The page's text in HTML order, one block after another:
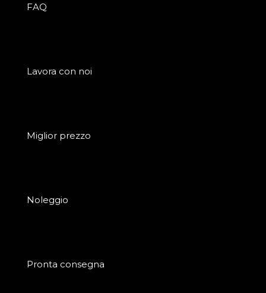
FAQ
Lavora con noi
Miglior prezzo
Noleggio
Pronta consegna